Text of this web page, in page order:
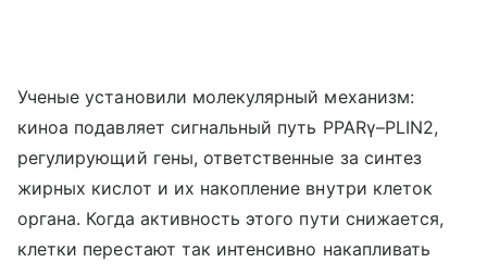
Ученые установили молекулярный механизм:
киноа подавляет сигнальный путь PPARγ–PLIN2,
регулирующий гены, ответственные за синтез
жирных кислот и их накопление внутри клеток
органа. Когда активность этого пути снижается,
клетки перестают так интенсивно накапливать